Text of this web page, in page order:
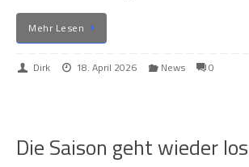
Mehr Lesen
Dirk 18. April 2026 News 0
Die Saison geht wieder los